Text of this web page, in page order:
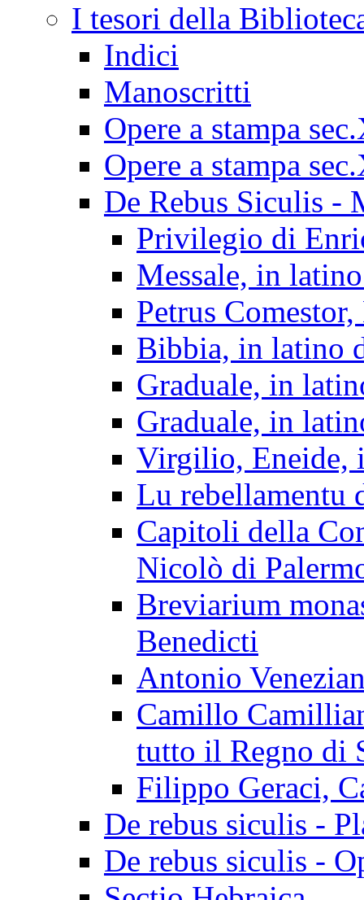
I tesori della
Indici
Manoscritti
Opere a stampa
Opere a stampa
De Rebus Siculis -
Privilegio di
Messale, in
Petrus
Bibbia, in latino
Graduale, in
Graduale, in
Virgilio, Eneide,
Lu rebellamentu
Capitoli della
Nicolò di
Breviarium
Benedicti
Antonio
Camillo
tutto il Regno di
Filippo Geraci,
De rebus siculis -
De rebus siculis -